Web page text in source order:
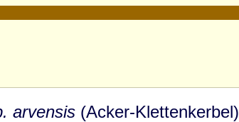
arvensis (Acker-Klettenkerbel)